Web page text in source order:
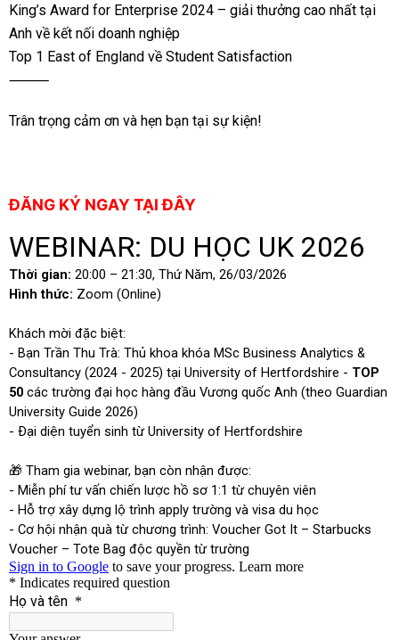
King’s Award for Enterprise 2024 – giải thưởng cao nhất tại
Anh về kết nối doanh nghiệp
Top 1 East of England về Student Satisfaction
⸻
Trân trọng cảm ơn và hẹn bạn tại sự kiện!
ĐĂNG KÝ NGAY TẠI ĐÂY